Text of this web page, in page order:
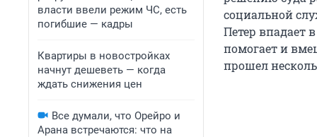
власти ввели режим ЧС, есть
погибшие — кадры
Квартиры в новостройках
начнут дешеветь — когда
ждать снижения цен
Все думали, что Орейро и
Арана встречаются: что на
социальной
Петер впадает
помогает и
прошел